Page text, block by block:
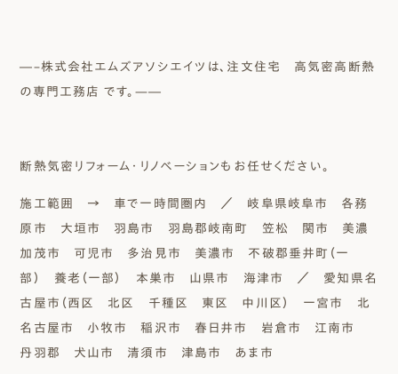
―–株式会社エムズアソシエイツは、注文住宅 高気密高断熱
の専門工務店 です。—―
断熱気密リフォーム・リノベーションもお任せください。
施工範囲 → 車で一時間圏内 ／ 岐阜県岐阜市 各務
原市 大垣市 羽島市 羽島郡岐南町 笠松 関市 美濃
加茂市 可児市 多治見市 美濃市 不破郡垂井町（一
部） 養老（一部） 本巣市 山県市 海津市 ／ 愛知県名
古屋市（西区 北区 千種区 東区 中川区） 一宮市 北
名古屋市 小牧市 稲沢市 春日井市 岩倉市 江南市
丹羽郡 犬山市 清須市 津島市 あま市